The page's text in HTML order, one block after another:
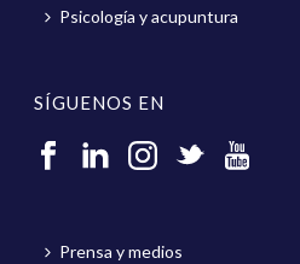
Psicología y acupuntura
SÍGUENOS EN
Prensa y medios